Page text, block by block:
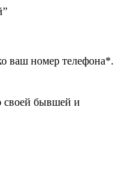
ваш номер телефона*.
своей бывшей и